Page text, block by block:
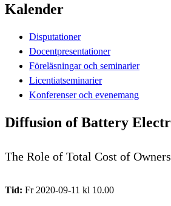
Kalender
Disputationer
Docentpresentationer
Föreläsningar och seminarier
Licentiatseminarier
Konferenser och evenemang
Diffusion of Battery
The Role of Total Cost of
Tid: Fr 2020-09-11 kl 10.00